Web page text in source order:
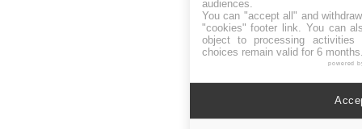
audiences.
You can "accept all" and
"cookies" footer link . You can
object to processing
choices remain valid for 6
powered